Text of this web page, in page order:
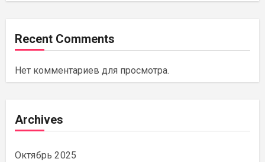
Recent Comments
Нет комментариев для просмотра.
Archives
Октябрь 2025